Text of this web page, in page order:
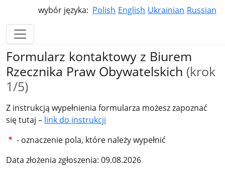
wybór języka: Polish English Ukrainian Russian
Formularz kontaktowy z Biurem
Rzecznika Praw Obywatelskich (krok
1/5)
Z instrukcją wypełnienia formularza możesz zapoznać
się tutaj – link do instrukcji
- oznaczenie pola, które należy wypełnić
Data złożenia zgłoszenia: 09.08.2026